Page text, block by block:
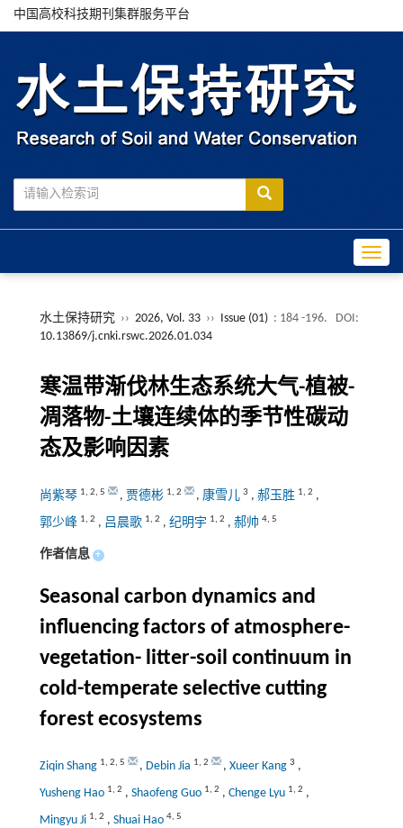
中国高校科技期刊集群服务平台
水土保持研究 ›› 2026, Vol. 33 ›› Issue (01) : 184 -196.
DOI:
10.13869/j.cnki.rswc.2026.01.034
寒温带渐伐林生态系统大气-植被-
凋落物-土壤连续体的季节性碳动
态及影响因素
尚紫琴 1, 2, 5 , 贾德彬 1, 2 , 康雪儿 3 , 郝玉胜 1, 2 ,
郭少峰 1, 2 , 吕晨歌 1, 2 , 纪明宇 1, 2 , 郝帅 4, 5
作者信息 +
Seasonal carbon dynamics and
influencing factors of atmosphere-
vegetation- litter-soil continuum in
cold-temperate selective cutting
forest ecosystems
Ziqin Shang 1, 2, 5 , Debin Jia 1, 2 , Xueer Kang 3 ,
Yusheng Hao 1, 2 , Shaofeng Guo 1, 2 , Chenge Lyu 1, 2 ,
Mingyu Ji 1, 2 , Shuai Hao 4, 5